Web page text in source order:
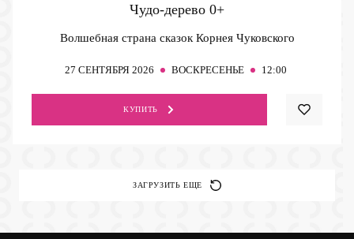
Чудо-дерево 0+
Волшебная страна сказок Корнея Чуковского
27 СЕНТЯБРЯ 2026 ВОСКРЕСЕНЬЕ 12:00
КУПИТЬ
ЗАГРУЗИТЬ ЕЩЕ